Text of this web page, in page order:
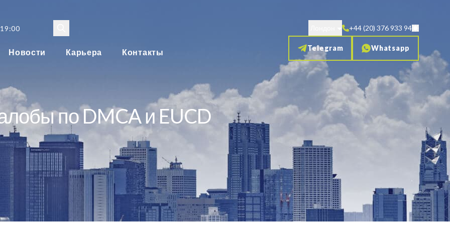
Новости Карьера Контакты
+44 (20) 376 933 94
Telegram Whatsapp
по DMCA и EUCD